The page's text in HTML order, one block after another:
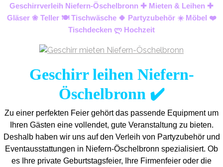
Geschirrverleih Niefern-Öschelbronn ✚ Mieten & Leihen ✚
Gläser ❀ Teller 🍽️ Tischwäsche 🍀 Partyzubehör ☀️ Möbel ❤️
Tischdecken ლ Hochzeit
Geschirr leihen Niefern-
Öschelbronn ✔️
Zu einer perfekten Feier gehört das passende Equipment um
Ihren Gästen eine vollendet, gute Veranstaltung zu bieten.
Deshalb haben wir uns auf den Verleih von Partyzubehör und
Eventausstattungen in Niefern-Öschelbronn spezialisiert. Ob
es Ihre private Geburtstagsfeier, Ihre Firmenfeier oder die